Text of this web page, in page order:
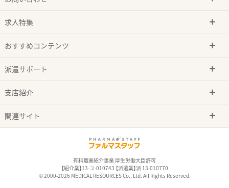
求人特集
おすすめコンテンツ
派遣サポート
支店紹介
関連サイト
有料職業紹介事業 厚生労働大臣許可
【紹介業】13-ユ-010743 【派遣業】派 13-010770
© 2000-2026 MEDICAL RESOURCES Co., Ltd. All Rights Reserved.